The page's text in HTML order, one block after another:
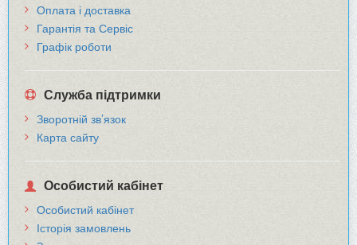
Оплата і доставка
Гарантія та Сервіс
Графік роботи
Служба підтримки
Зворотній зв’язок
Карта сайту
Особистий кабінет
Особистий кабінет
Історія замовлень